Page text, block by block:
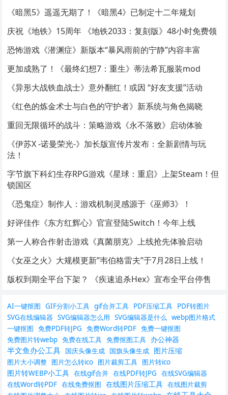
《暗黑5》遥遥无期了！《暗黑4》已制定十二年规划
庆祝《地铁》15周年 《地铁2033：复刻版》48小时免费领
恐怖游戏《潜渊症》新版本“暴风雨前的宁静”内容丰富
更加成熟了！《最终幻想7：重生》蒂法希瓦服装mod
《异形大战铁血战士》意外翻红！或因 “好友支援”活动
《红色的炼金术士与白色的守护者》新系统与角色揭晓
重回无限循环的战斗：策略游戏《永不落败》启动体验
《伊苏X -诺曼荣光-》加长版宣传片发布：全新剧情与玩
法！
字节旗下科幻生存RPG游戏《星球：重启》上架Steam！但
锁国区
《恐鬼症》制作人：游戏机制灵感源于《巫师3》！
好评佳作《东方红辉心》官宣登陆Switch！今年上线
第一人称合作射击游戏《真菌朋克》上线抢先体验启动
《女巫之火》大规模更新”韦伯格雷夫”于7月28日上线！
版权到期全平台下架？ 《疾速追杀Hex》宣布全平台停售
AI一键抠图 GIF分割小工具 gif合并工具 PDF压缩工具 PDF转图片
SVG在线编辑器 SVG编辑器怎么用 SVG编辑器是什么 webp图片格式
一键抠图 免费PDF转JPG 免费Word转PDF 免费一键抠图
免费图片转webp 免费在线工具 免费抠图工具 办公神器
半文鱼办公工具 国庆头像生成 国旗头像生成 图片压缩
图片大小调整 图片怎么转ico 图片裁剪工具 图片转ico
图片转WEBP小工具 在线gif合并 在线PDF转JPG 在线SVG编辑器
在线Word转PDF 在线免费抠图 在线图片压缩工具 在线图片裁剪